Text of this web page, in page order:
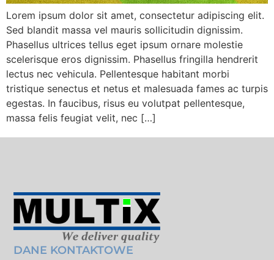
Lorem ipsum dolor sit amet, consectetur adipiscing elit.
Sed blandit massa vel mauris sollicitudin dignissim.
Phasellus ultrices tellus eget ipsum ornare molestie
scelerisque eros dignissim. Phasellus fringilla hendrerit
lectus nec vehicula. Pellentesque habitant morbi
tristique senectus et netus et malesuada fames ac turpis
egestas. In faucibus, risus eu volutpat pellentesque,
massa felis feugiat velit, nec […]
DANE KONTAKTOWE